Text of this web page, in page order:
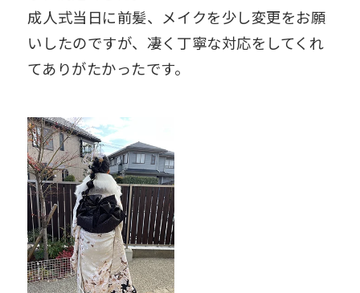
成人式当日に前髪、メイクを少し変更をお願
いしたのですが、凄く丁寧な対応をしてくれ
てありがたかったです。